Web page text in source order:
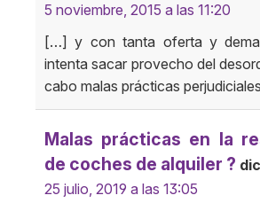
5 noviembre, 2015 a las 11:20
[…] y con tanta oferta y
intenta sacar provecho del
cabo malas prácticas
Malas prácticas en la
de coches de alquiler ?
25 julio, 2019 a las 13:05